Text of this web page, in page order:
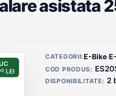
asistata
LEI
Detalii
CATEGORII:E-Bike·
COD PRODUS:
DISPONIBILITATE: 2